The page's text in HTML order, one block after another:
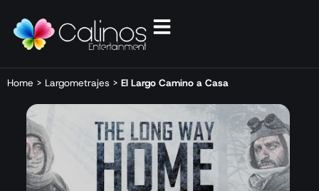
Home > Largometrajes > El Largo Camino a Casa